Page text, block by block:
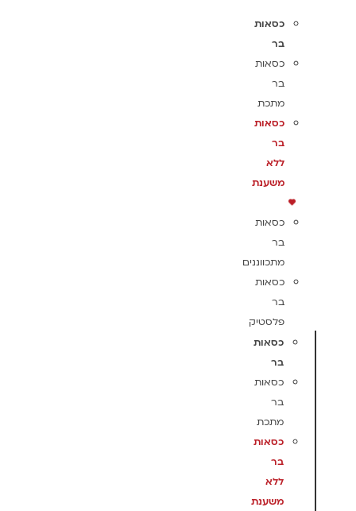
כסאות
בר
כסאות
בר
מתכת
כסאות
בר
ללא
משענת
כסאות
בר
מתכווננים
כסאות
בר
פלסטיק
כסאות
בר
כסאות
בר
מתכת
כסאות
בר
ללא
משענת